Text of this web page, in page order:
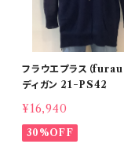
フラウエプラス（furau
ディガン 21−PS42
¥16,940
30%OFF